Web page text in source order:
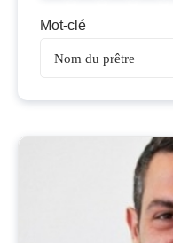
Mot-clé